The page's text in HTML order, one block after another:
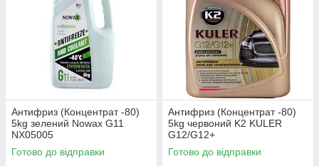
Антифриз (Концентрат -80)
5kg зелений Nowax G11
NX05005
Готово до відправки
Антифриз (Концентрат -80)
5kg червоний K2 KULER
G12/G12+
Готово до відправки